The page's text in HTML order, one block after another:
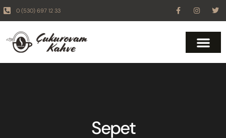
0 (530) 697 12 33
Sepet